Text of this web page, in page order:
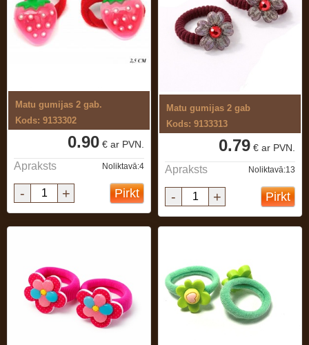
Matu gumijas 2 gab.
Kods: 9133302
0.90 € ar PVN.
Apraksts Noliktavā:4
- + Pirkt
Matu gumijas 2 gab
Kods: 9133313
0.79 € ar PVN.
Apraksts Noliktavā:13
- + Pirkt